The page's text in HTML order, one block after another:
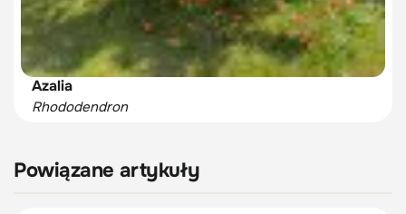
Azalia
Rhododendron
Powiązane artykuły